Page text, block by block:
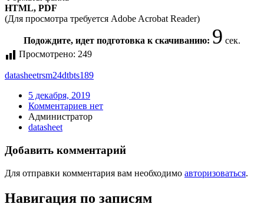
HTML, PDF
(Для просмотра требуется Adobe Acrobat Reader)
Подождите, идет подготовка к скачиванию: 9 сек.
Просмотрено: 249
datasheetrsm24dtbts189
5 декабря, 2019
Комментариев нет
Администратор
datasheet
Добавить комментарий
Для отправки комментария вам необходимо авторизоваться.
Навигация по записям